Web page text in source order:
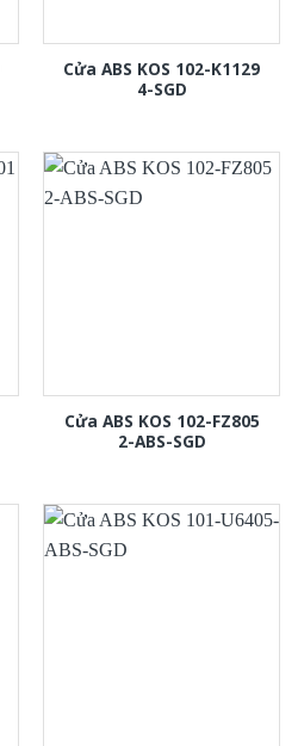
Cửa ABS KOS 102-K1129
4-SGD
Cửa ABS KOS 102-FZ805
2-ABS-SGD